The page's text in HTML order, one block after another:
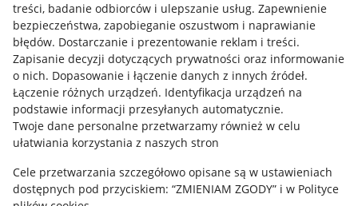
treści, badanie odbiorców i ulepszanie usług. Zapewnienie
bezpieczeństwa, zapobieganie oszustwom i naprawianie
błędów. Dostarczanie i prezentowanie reklam i treści.
Zapisanie decyzji dotyczących prywatności oraz informowanie
o nich. Dopasowanie i łączenie danych z innych źródeł.
Łączenie różnych urządzeń. Identyfikacja urządzeń na
podstawie informacji przesyłanych automatycznie.
Twoje dane personalne przetwarzamy również w celu
ułatwiania korzystania z naszych stron
Cele przetwarzania szczegółowo opisane są w ustawieniach
dostępnych pod przyciskiem: “ZMIENIAM ZGODY” i w Polityce
Mapa miejscowości
Informacje prawne
Regulamin
Polityka plików "cookies"
Ustawienia plików "cookies"
Udostępnianie lokalizacji
Informacje dla Aktu o Usługach Cyfrowych